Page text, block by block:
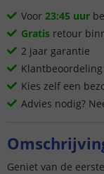
Voor 23:45 uur
Gratis retour
2 jaar garantie
Kies zelf een
Advies nodig?
Geniet van de